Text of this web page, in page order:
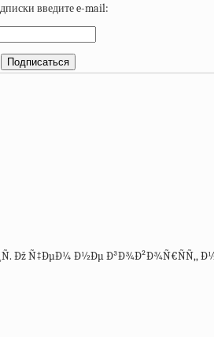
введите e-mail: